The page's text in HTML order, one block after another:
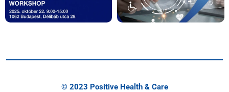
© 2023 Positive Health & Care